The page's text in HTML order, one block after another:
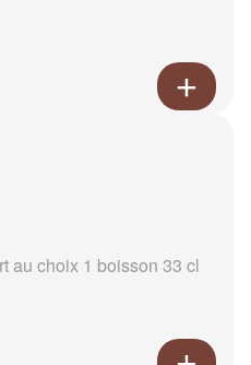
au choix 1 boisson 33 cl